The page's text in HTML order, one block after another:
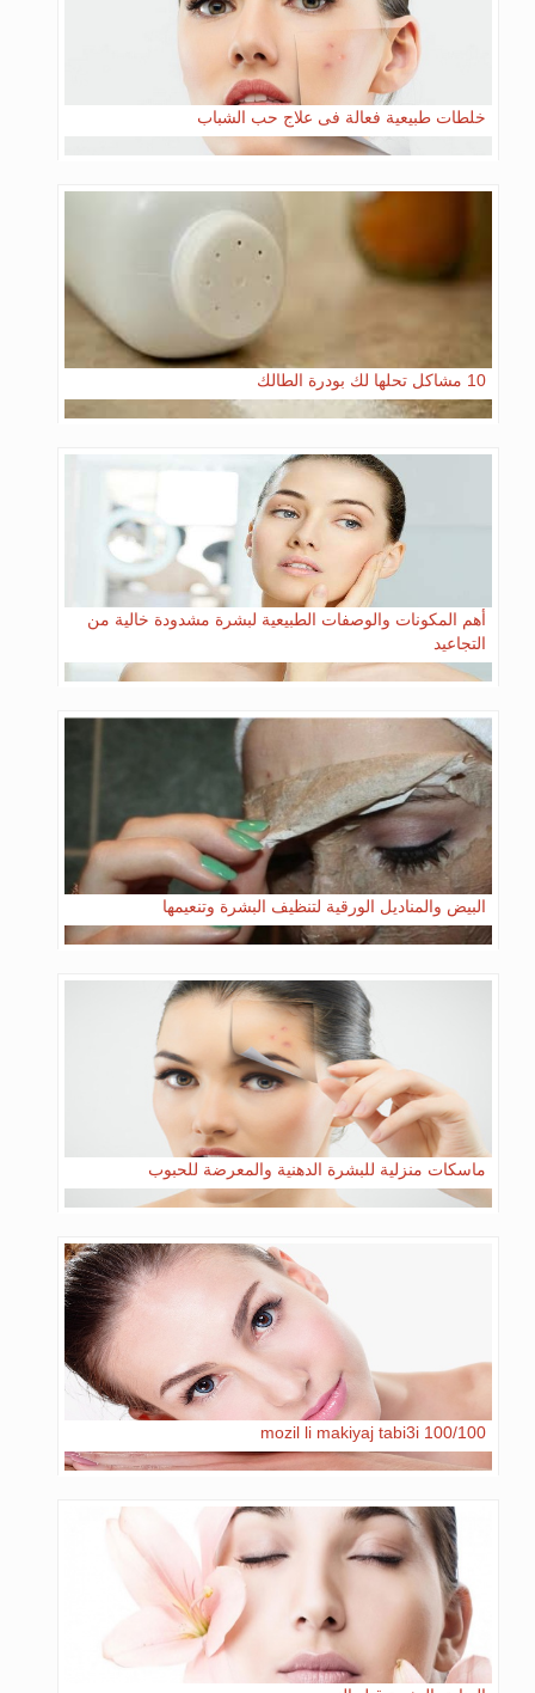
خلطات طبيعية فعالة فى علاج حب الشباب
10 مشاكل تحلها لك بودرة الطالك
أهم المكونات والوصفات الطبيعية لبشرة مشدودة خالية من
التجاعيد
البيض والمناديل الورقية لتنظيف البشرة وتنعيمها
ماسكات منزلية للبشرة الدهنية والمعرضة للحبوب
mozil li makiyaj tabi3i 100/100